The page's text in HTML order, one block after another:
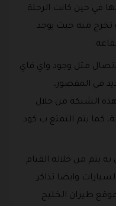
في حين كانت الرحلة
تخرج منه حيث يوجد
مثل وجود واي فاي
في المقصور،
الشبكة من خلال
كما يتم التمتع ب كود
يتم من خلاله القيام
وايضا تذاكر
طيران الخليج